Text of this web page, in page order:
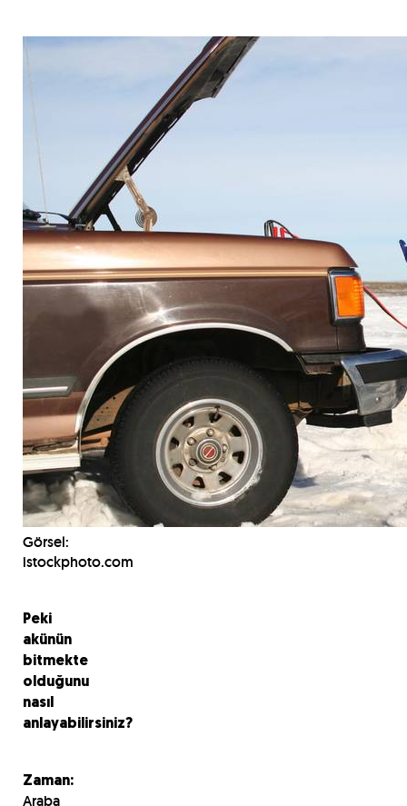
Görsel:
istockphoto.com
Peki
akünün
bitmekte
olduğunu
nasıl
anlayabilirsiniz?
Zaman:
Araba